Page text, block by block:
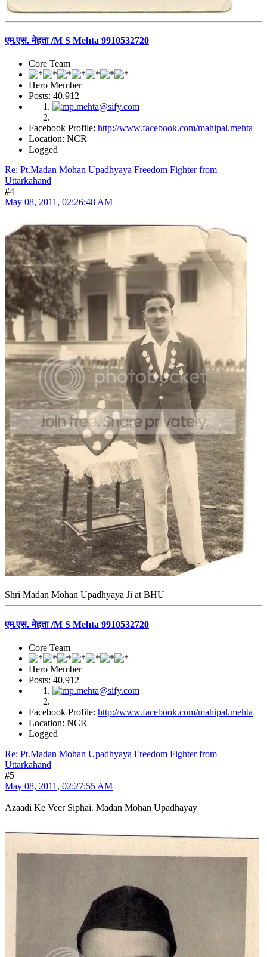
एम.एस. मेहता /M S Mehta 9910532720
Core Team
Hero Member
Posts: 40,912
Facebook Profile: http://www.facebook.com/mahipal.mehta
Location: NCR
Logged
Re: Pt.Madan Mohan Upadhyaya Freedom Fighter from
Uttarkahand
#4
May 08, 2011, 02:26:48 AM
Shri Madan Mohan Upadhyaya Ji at BHU
एम.एस. मेहता /M S Mehta 9910532720
Core Team
Hero Member
Posts: 40,912
Facebook Profile: http://www.facebook.com/mahipal.mehta
Location: NCR
Logged
Re: Pt.Madan Mohan Upadhyaya Freedom Fighter from
Uttarkahand
#5
May 08, 2011, 02:27:55 AM
Azaadi Ke Veer Siphai. Madan Mohan Upadhayay